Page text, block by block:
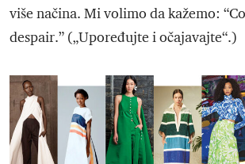
više načina. Mi volimo da kažemo:
despair.” („Upoređujte i očajavajte“.)